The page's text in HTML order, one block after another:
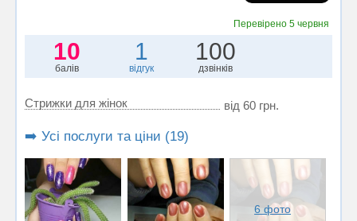
Перевірено 5 червня
10
балів
1
відгук
100
дзвінків
Стрижки для жінок від 60 грн.
➡️ Усі послуги та ціни (19)
6 фото